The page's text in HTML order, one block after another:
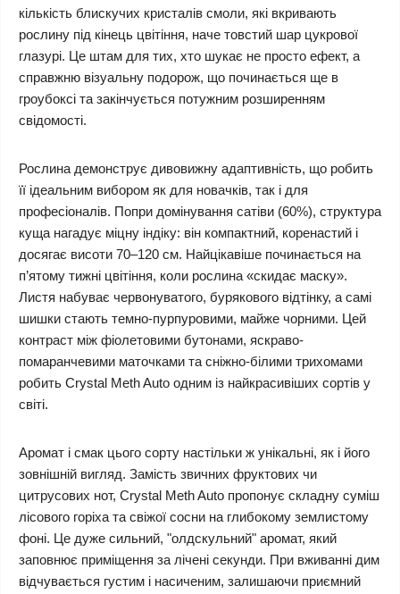
кількість блискучих кристалів смоли, які вкривають
рослину під кінець цвітіння, наче товстий шар цукрової
глазурі. Це штам для тих, хто шукає не просто ефект, а
справжню візуальну подорож, що починається ще в
гроубоксі та закінчується потужним розширенням
свідомості.
Рослина демонструє дивовижну адаптивність, що робить
її ідеальним вибором як для новачків, так і для
професіоналів. Попри домінування сатіви (60%), структура
куща нагадує міцну індіку: він компактний, коренастий і
досягає висоти 70–120 см. Найцікавіше починається на
п’ятому тижні цвітіння, коли рослина «скидає маску».
Листя набуває червонуватого, бурякового відтінку, а самі
шишки стають темно-пурпуровими, майже чорними. Цей
контраст між фіолетовими бутонами, яскраво-
помаранчевими маточками та сніжно-білими трихомами
робить Crystal Meth Auto одним із найкрасивіших сортів у
світі.
Аромат і смак цього сорту настільки ж унікальні, як і його
зовнішній вигляд. Замість звичних фруктових чи
цитрусових нот, Crystal Meth Auto пропонує складну суміш
лісового горіха та свіжої сосни на глибокому землистому
фоні. Це дуже сильний, "олдскульний" аромат, який
заповнює приміщення за лічені секунди. При вживанні дим
відчувається густим і насиченим, залишаючи приємний